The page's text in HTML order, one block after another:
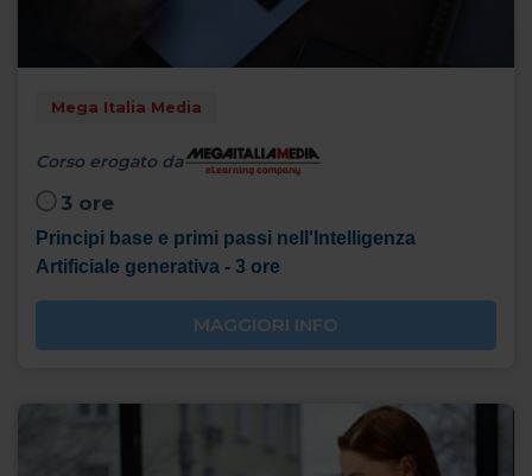
Mega Italia Media
Corso erogato da
3 ore
Principi base e primi passi nell'Intelligenza
Artificiale generativa - 3 ore
MAGGIORI INFO